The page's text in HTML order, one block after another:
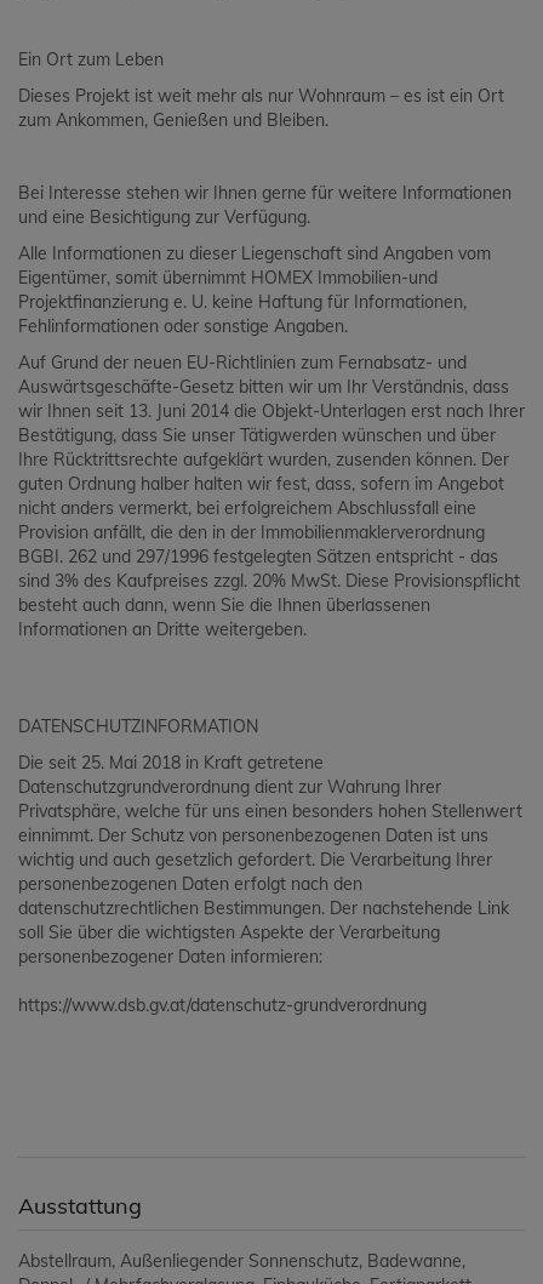
Ein Ort zum Leben
Dieses Projekt ist weit mehr als nur Wohnraum – es ist ein Ort
zum Ankommen, Genießen und Bleiben.
Bei Interesse stehen wir Ihnen gerne für weitere Informationen
und eine Besichtigung zur Verfügung.
Alle Informationen zu dieser Liegenschaft sind Angaben vom
Eigentümer, somit übernimmt HOMEX Immobilien-und
Projektfinanzierung e. U. keine Haftung für Informationen,
Fehlinformationen oder sonstige Angaben.
Auf Grund der neuen EU-Richtlinien zum Fernabsatz- und
Auswärtsgeschäfte-Gesetz bitten wir um Ihr Verständnis, dass
wir Ihnen seit 13. Juni 2014 die Objekt-Unterlagen erst nach Ihrer
Bestätigung, dass Sie unser Tätigwerden wünschen und über
Ihre Rücktrittsrechte aufgeklärt wurden, zusenden können. Der
guten Ordnung halber halten wir fest, dass, sofern im Angebot
nicht anders vermerkt, bei erfolgreichem Abschlussfall eine
Provision anfällt, die den in der Immobilienmaklerverordnung
BGBI. 262 und 297/1996 festgelegten Sätzen entspricht - das
sind 3% des Kaufpreises zzgl. 20% MwSt. Diese Provisionspflicht
besteht auch dann, wenn Sie die Ihnen überlassenen
Informationen an Dritte weitergeben.
DATENSCHUTZINFORMATION
Die seit 25. Mai 2018 in Kraft getretene
Datenschutzgrundverordnung dient zur Wahrung Ihrer
Privatsphäre, welche für uns einen besonders hohen Stellenwert
einnimmt. Der Schutz von personenbezogenen Daten ist uns
wichtig und auch gesetzlich gefordert. Die Verarbeitung Ihrer
personenbezogenen Daten erfolgt nach den
datenschutzrechtlichen Bestimmungen. Der nachstehende Link
soll Sie über die wichtigsten Aspekte der Verarbeitung
personenbezogener Daten informieren:
https://www.dsb.gv.at/datenschutz-grundverordnung
Ausstattung
Abstellraum Außenliegender Sonnenschutz Badewanne